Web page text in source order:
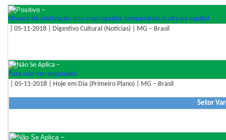
–
Chance de efetivação dos empregados temporários é alta na capital
| 05-11-2018 | Digestivo Cultural (Notícias) | MG – Brasil
–
Para não ser enganado
| 05-11-2018 | Hoje em Dia (Primeiro Plano) | MG – Brasil
Setor
–